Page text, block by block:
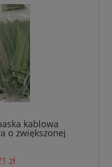
kablowa
o zwiększonej
subst.
(200x4,8P-P)
zł